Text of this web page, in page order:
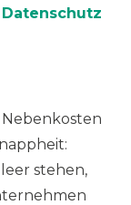
stehen,